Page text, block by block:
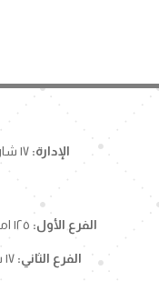
الإدارة:
الفرع الأول:
الفرع الثاني: